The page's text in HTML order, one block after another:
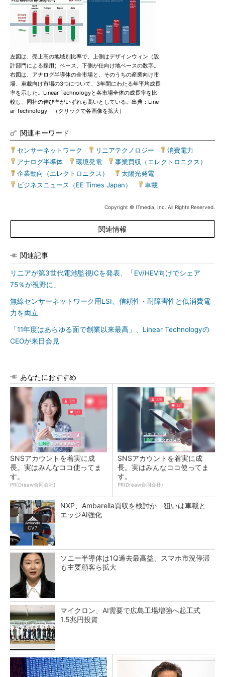
左図は、売上高の地域別比率で、上側はデザインウィン（設
計部門による採用）ベース、下側が仕向け地ベースの数字。
右図は、アナログ半導体の全市場と、そのうちの産業向け市
場、車載向け市場の3つについて、3年間にわたる年平均成長
率を示した。Linear Technologyと各市場全体の成長率を比
較し、同社の伸び率がいずれも高いとしている。出典：Line
ar Technology （クリックで各画像を拡大）
関連キーワード
センサーネットワーク リニアテクノロジー 消費電力
アナログ半導体
環境発電 事業買収（エレクトロニクス）
企業動向（エレクトロニクス）
太陽光発電
ビジネスニュース（EE Times Japan）
車載
Copyright © ITmedia, Inc. All Rights Reserved.
関連情報
関連記事
リニアが第3世代電池監視ICを発表、「EV/HEV向けでシェア
75％が視野に」
無線センサーネットワーク用LSI、信頼性・耐障害性と低消費電
力を両立
「11年度はあらゆる面で創業以来最高」、Linear Technologyの
CEOが来日会見
あなたにおすすめ
SNSアカウントを着実に成
長。実はみんなココ使ってま
す。
PR(Dreaw合同会社)
SNSアカウントを着実に成
長。実はみんなココ使ってま
す。
PR(Dreaw合同会社)
NXP、Ambarella買収を検討か 狙いは車載と
エッジAI強化
ソニー半導体は1Q過去最高益、スマホ市況停滞
も主要顧客ら拡大
マイクロン、AI需要で広島工場増強へ起工式
1.5兆円投資